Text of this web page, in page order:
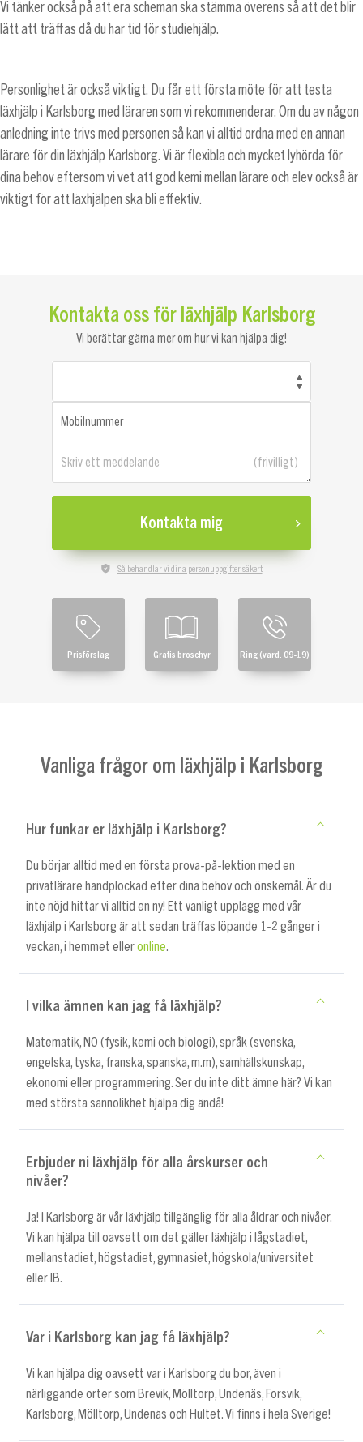
Vi tänker också på att era scheman ska stämma överens så att det blir
lätt att träffas då du har tid för studiehjälp.
Personlighet är också viktigt. Du får ett första möte för att testa
läxhjälp i Karlsborg med läraren som vi rekommenderar. Om du av någon
anledning inte trivs med personen så kan vi alltid ordna med en annan
lärare för din läxhjälp Karlsborg. Vi är flexibla och mycket lyhörda för
dina behov eftersom vi vet att god kemi mellan lärare och elev också är
viktigt för att läxhjälpen ska bli effektiv.
Kontakta oss för läxhjälp Karlsborg
Vi berättar gärna mer om hur vi kan hjälpa dig!
Mobilnummer
Skriv ett meddelande
Kontakta mig
Så behandlar vi dina personuppgifter säkert
Prisförslag Gratis broschyr Ring (vard. 09-19)
Vanliga frågor om läxhjälp i Karlsborg
Hur funkar er läxhjälp i Karlsborg?
Du börjar alltid med en första prova-på-lektion med en
privatlärare handplockad efter dina behov och önskemål. Är du
inte nöjd hittar vi alltid en ny! Ett vanligt upplägg med vår
läxhjälp i Karlsborg är att sedan träffas löpande 1-2 gånger i
veckan, i hemmet elleronline.
I vilka ämnen kan jag få läxhjälp?
Matematik, NO (fysik, kemi och biologi), språk (svenska,
engelska, tyska, franska, spanska, m.m), samhällskunskap,
ekonomi eller programmering. Ser du inte ditt ämne här? Vi kan
med största sannolikhet hjälpa dig ändå!
Erbjuder ni läxhjälp för alla årskurser och
nivåer?
Ja! I Karlsborg är vår läxhjälp tillgänglig för alla åldrar och nivåer.
Vi kan hjälpa till oavsett om det gäller läxhjälp i lågstadiet,
mellanstadiet, högstadiet, gymnasiet, högskola/universitet
eller IB.
Var i Karlsborg kan jag få läxhjälp?
Vi kan hjälpa dig oavsett var i Karlsborg du bor, även i
närliggande orter som Brevik, Mölltorp, Undenäs, Forsvik,
Karlsborg, Mölltorp, Undenäs och Hultet. Vi finns i hela Sverige!